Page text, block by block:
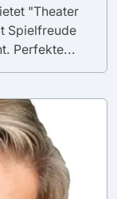
"Theater
Spielfreude
Perfekte...